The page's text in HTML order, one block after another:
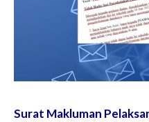
Surat Makluman